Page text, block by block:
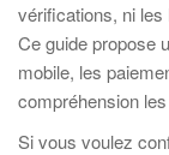
vérifications, ni les
Ce guide propose
mobile, les
compréhension
Si vous voulez